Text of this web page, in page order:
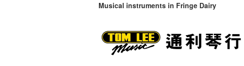
Musical instruments in Fringe Dairy